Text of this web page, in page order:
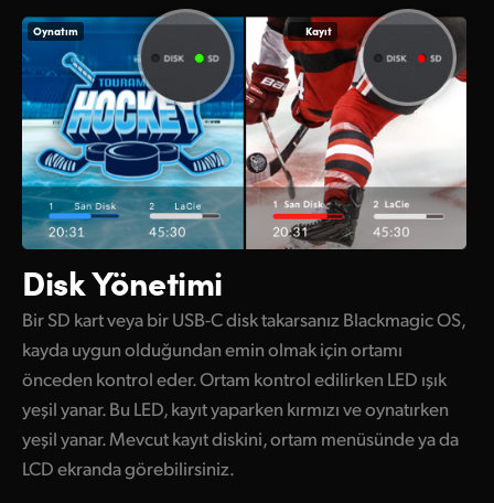
Norway
Poland
Portugal
Singapore
South Africa
Chinese Taipei
Turkey
UAE
Oynatım Kayıt
Disk Yönetimi
Bir SD kart veya bir USB-C disk takarsanız Blackmagic OS,
kayda uygun olduğundan emin olmak için ortamı
önceden kontrol eder. Ortam kontrol edilirken LED ışık
yeşil yanar. Bu LED, kayıt yaparken kırmızı ve oynatırken
yeşil yanar. Mevcut kayıt diskini, ortam menüsünde ya da
LCD ekranda görebilirsiniz.